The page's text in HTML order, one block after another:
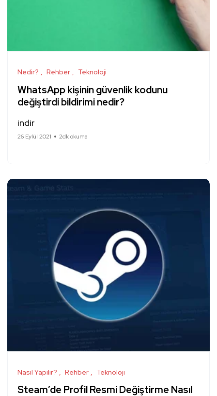
Nedir? Rehber Teknoloji
WhatsApp kişinin güvenlik kodunu
değiştirdi bildirimi nedir?
indir
26 Eylül 2021 2dk okuma
Nasıl Yapılır? Rehber Teknoloji
Steam’de Profil Resmi Değiştirme Nasıl